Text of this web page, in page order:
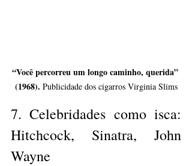
“Você percorreu um longo caminho, querida”
(1968). Publicidade dos cigarros Virginia Slims
7. Celebridades como isca:
Hitchcock, Sinatra, John
Wayne